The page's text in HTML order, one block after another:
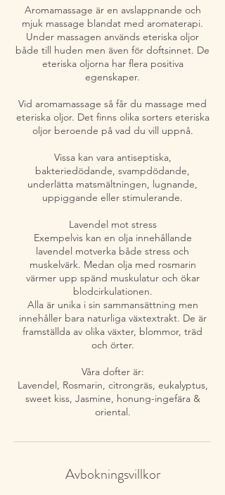
Aromamassage är en avslappnande och
mjuk massage blandat med aromaterapi.
Under massagen används eteriska oljor
både till huden men även för doftsinnet. De
eteriska oljorna har flera positiva
egenskaper.
Vid aromamassage så får du massage med
eteriska oljor. Det finns olika sorters eteriska
oljor beroende på vad du vill uppnå.
Vissa kan vara antiseptiska,
bakteriedödande, svampdödande,
underlätta matsmältningen, lugnande,
uppiggande eller stimulerande.
Lavendel mot stress
Exempelvis kan en olja innehållande
lavendel motverka både stress och
muskelvärk. Medan olja med rosmarin
värmer upp spänd muskulatur och ökar
blodcirkulationen.
Alla är unika i sin sammansättning men
innehåller bara naturliga växtextrakt. De är
framställda av olika växter, blommor, träd
och örter.
Våra dofter är:
Lavendel, Rosmarin, citrongräs, eukalyptus,
sweet kiss, Jasmine, honung-ingefära &
oriental.
Avbokningsvillkor